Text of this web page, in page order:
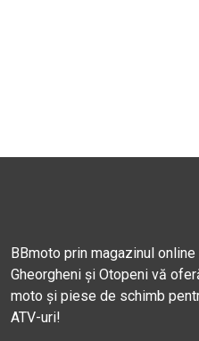
BBmoto prin magazinul
Gheorgheni și Otopeni vă
moto și piese de schimb
ATV-uri!